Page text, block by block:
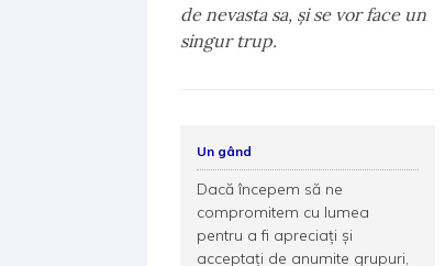
de nevasta sa, şi se vor face un
singur trup.
Un gând
Dacă începem să ne
compromitem cu lumea
pentru a fi apreciaţi şi
acceptaţi de anumite grupuri,